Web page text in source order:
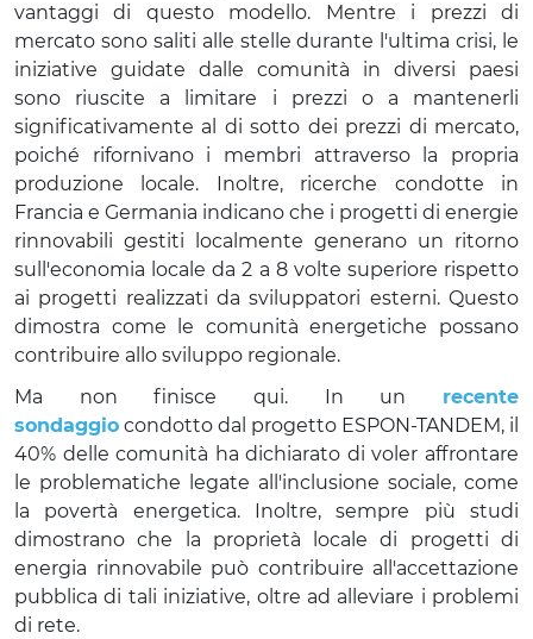
vantaggi di questo modello. Mentre i prezzi di
mercato sono saliti alle stelle durante l'ultima crisi, le
iniziative guidate dalle comunità in diversi paesi
sono riuscite a limitare i prezzi o a mantenerli
significativamente al di sotto dei prezzi di mercato,
poiché rifornivano i membri attraverso la propria
produzione locale. Inoltre, ricerche condotte in
Francia e Germania indicano che i progetti di energie
rinnovabili gestiti localmente generano un ritorno
sull'economia locale da 2 a 8 volte superiore rispetto
ai progetti realizzati da sviluppatori esterni. Questo
dimostra come le comunità energetiche possano
contribuire allo sviluppo regionale.
Ma non finisce qui. In un recente
sondaggio condotto dal progetto ESPON-TANDEM, il
40% delle comunità ha dichiarato di voler affrontare
le problematiche legate all'inclusione sociale, come
la povertà energetica. Inoltre, sempre più studi
dimostrano che la proprietà locale di progetti di
energia rinnovabile può contribuire all'accettazione
pubblica di tali iniziative, oltre ad alleviare i problemi
di rete.